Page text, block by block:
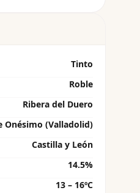
Tinto
Roble
Ribera del Duero
Onésimo (Valladolid)
Castilla y León
14.5%
13 – 16ºC